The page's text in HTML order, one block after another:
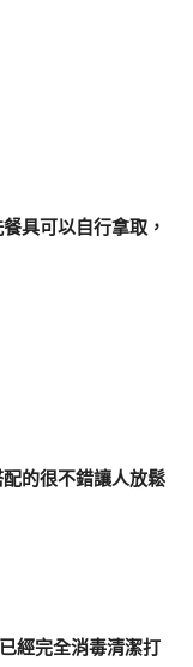
具可以自行拿取，
的很不錯讓人放鬆
經完全消毒清潔打